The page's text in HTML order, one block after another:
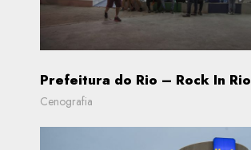
Prefeitura do Rio – Rock In Rio
Cenografia